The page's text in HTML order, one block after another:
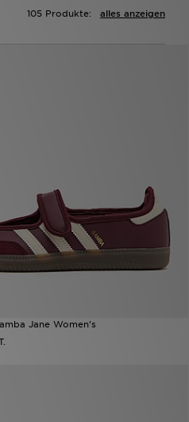
alles anzeigen
105 Produkte:
Jane Women's